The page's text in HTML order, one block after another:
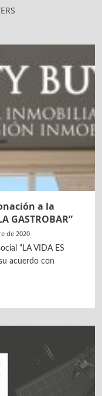
a la
GASTROBAR”
de 2020
“LA VIDA ES
acuerdo con